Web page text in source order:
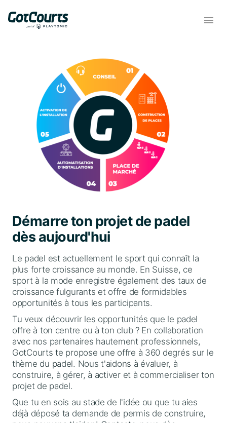
Démarre ton projet de padel
dès aujourd'hui
Le padel est actuellement le sport qui connaît la
plus forte croissance au monde. En Suisse, ce
sport à la mode enregistre également des taux de
croissance fulgurants et offre de formidables
opportunités à tous les participants.
Tu veux découvrir les opportunités que le padel
offre à ton centre ou à ton club ? En collaboration
avec nos partenaires hautement professionnels,
GotCourts te propose une offre à 360 degrés sur le
thème du padel. Nous t'aidons à évaluer, à
construire, à gérer, à activer et à commercialiser ton
projet de padel.
Que tu en sois au stade de l'idée ou que tu aies
déjà déposé ta demande de permis de construire,